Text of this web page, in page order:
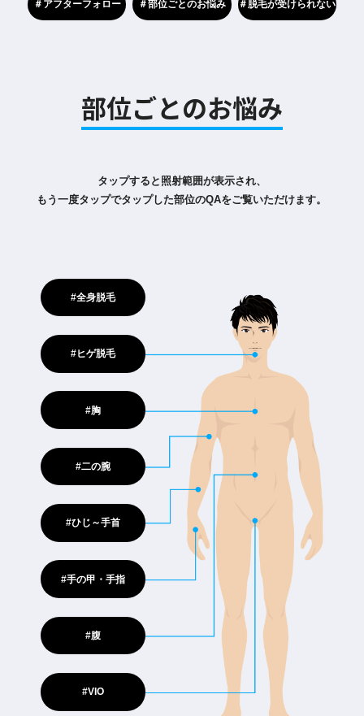
＃アフターフォロー ＃部位ごとのお悩み ＃脱毛が受けられない
部位ごとのお悩み
タップすると照射範囲が表示され、
もう一度タップでタップした部位のQAをご覧いただけます。
#全身脱毛
#ヒゲ脱毛
#胸
#二の腕
#ひじ～手首
#手の甲・手指
#腹
#VIO